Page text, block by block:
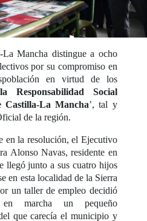
Mancha distingue a ocho
por su compromiso en
en virtud de los
Responsabilidad Social
Castilla-La Mancha’, tal y
de la región.
en la resolución, el Ejecutivo
Alonso Navas, residente en
llegó junto a sus cuatro hijos
en esta localidad de la Sierra
un taller de empleo decidió
marcha un pequeño
que carecía el municipio y